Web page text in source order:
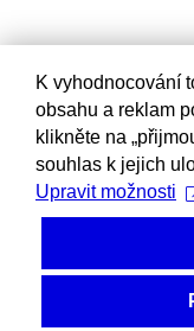
K vyhodnocování
obsahu a reklam
klikněte na
souhlas k jejich
Upravit možnosti